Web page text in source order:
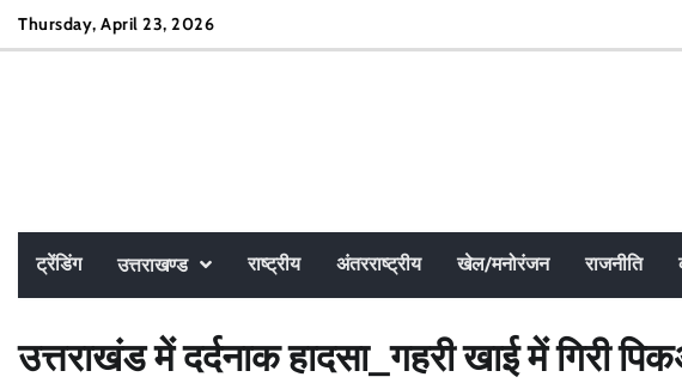
SkipThursday, April 23, 2026
ट्रेंडिंग उत्तराखण्ड राष्ट्रीय अंतरराष्ट्रीय खेल/मनोरंजन राजनीति
उत्तराखंड में दर्दनाक हादसा_गहरी खाई में गिरी